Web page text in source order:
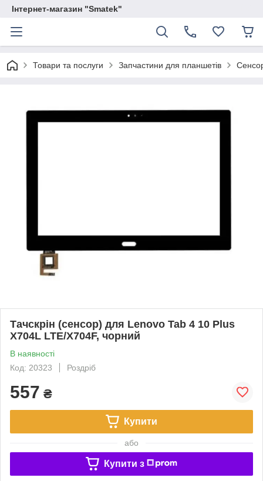
Інтернет-магазин "Smatek"
Товари та послуги Запчастини для планшетів
Тачскрін (сенсор) для Lenovo Tab 4 10 Plus
X704L LTE/X704F, чорний
В наявності
Код: 20323
Роздріб
557 ₴
Купити
або
Купити з